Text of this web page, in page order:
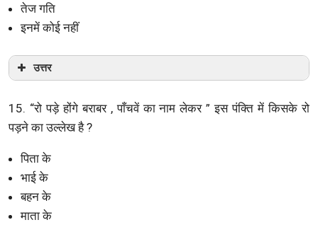
तेज गति
इनमें कोई नहीं
उत्तर
15. “रो पड़े होंगे बराबर , पाँचवें का नाम लेकर ” इस पंक्ति में किसके रो
पड़ने का उल्लेख है ?
पिता के
भाई के
बहन के
माता के